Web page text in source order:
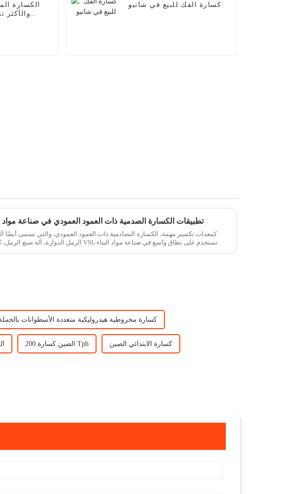
الكسارة
والأكثر
كسارة الفك للبيع في شانيو
تطبيقات الكسارة الصدمية ذات العمود العمودي في صناعة مواد
كمعدات تكسير مهمة، الكسارة التصادمية ذات العمود العمودي، والتي تسمى أيضًا
كسارة مخروطية هيدروليكية متعددة الأسطوانات
الصين كسارة 200 Tph كسارة الابتدائي الصين